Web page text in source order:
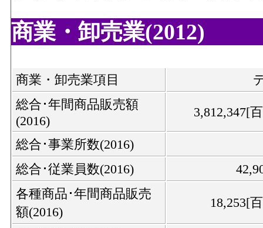
商業・卸売業(2012)
商業・卸売業項目
総合･年間商品販売額
(2016)
3,812,347[
総合･事業所数(2016)
総合･従業員数(2016)
各種商品･年間商品販売
額(2016)
18,253[